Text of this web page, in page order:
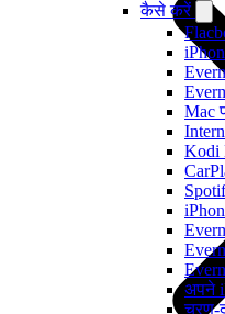
कैसे करें
Mac
Kodi
अपने
चरण-